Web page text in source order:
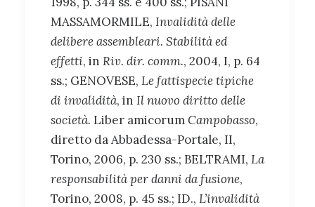
MASSAMORMILE, Invalidità delle
delibere assembleari. Stabilità ed
effetti, in Riv. dir. comm., 2004, I, p. 64
ss.; GENOVESE, Le fattispecie tipiche
di invalidità, in Il nuovo diritto delle
società. Liber amicorumCampobasso,
diretto da Abbadessa-Portale, II,
Torino, 2006, p. 230 ss.; BELTRAMI, La
responsabilità per danni da fusione,
Torino, 2008, p. 45 ss.; ID., L’invalidità